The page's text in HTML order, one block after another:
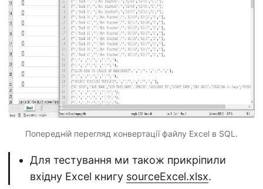
Попередній перегляд конвертації файлу Excel в SQL.
Для тестування ми також прикріпили
вхідну Excel книгу sourceExcel.xlsx.